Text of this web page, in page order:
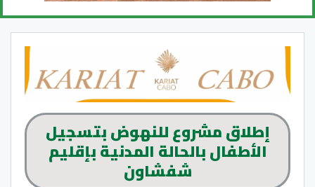
إطلاق مشروع للنهوض بتسجيل
الأطفال بالحالة المدنية بإقليم
شفشاون